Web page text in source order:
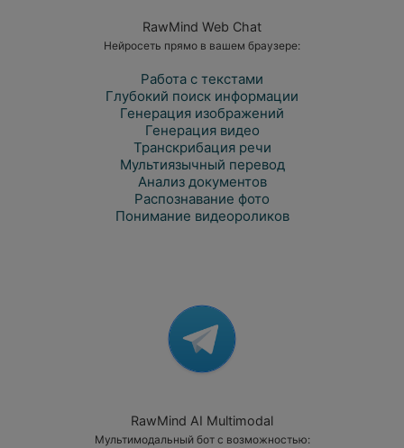
RawMind Web Chat
Нейросеть прямо в вашем браузере:
Работа с текстами
Глубокий поиск информации
Генерация изображений
Генерация видео
Транскрибация речи
Мультиязычный перевод
Анализ документов
Распознавание фото
Понимание видеороликов
RawMind AI Multimodal
Мультимодальный бот с возможностью: